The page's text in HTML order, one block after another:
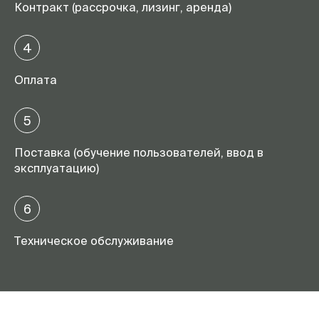
Контракт (рассрочка, лизинг, аренда)
4
Оплата
5
Поставка (обучение пользователей, ввод в
эксплуатацию)
6
Техническое обслуживание